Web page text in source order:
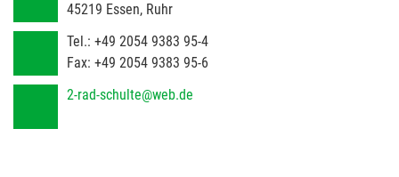
45219 Essen, Ruhr
Tel.: +49 2054 9383 95-4
Fax: +49 2054 9383 95-6
2-rad-schulte@web.de